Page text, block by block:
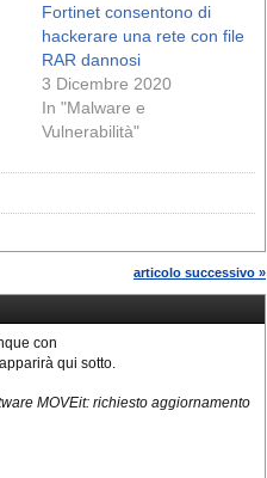
Fortinet consentono di
hackerare una rete con file
RAR dannosi
3 Dicembre 2020
In "Malware e
Vulnerabilità"
articolo successivo »
con
qui sotto.
MOVEit: richiesto aggiornamento